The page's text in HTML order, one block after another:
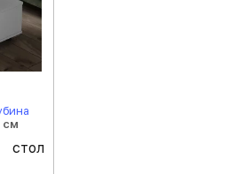
см